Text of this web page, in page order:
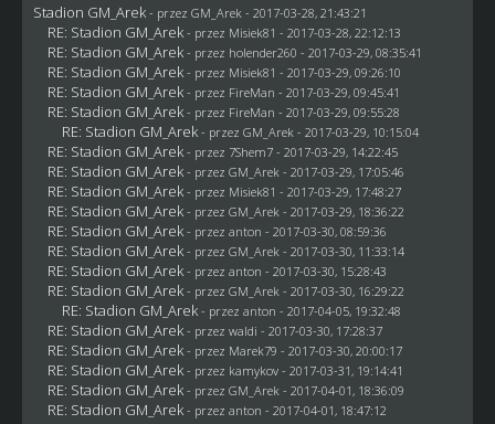
Stadion GM_Arek - przez GM_Arek - 2017-03-28, 21:43:21
RE: Stadion GM_Arek - przez Misiek81 - 2017-03-28, 22:12:13
RE: Stadion GM_Arek - przez holender260 - 2017-03-29, 08:35:41
RE: Stadion GM_Arek - przez Misiek81 - 2017-03-29, 09:26:10
RE: Stadion GM_Arek - przez FireMan - 2017-03-29, 09:45:41
RE: Stadion GM_Arek - przez FireMan - 2017-03-29, 09:55:28
RE: Stadion GM_Arek - przez GM_Arek - 2017-03-29, 10:15:04
RE: Stadion GM_Arek - przez 7Shem7- 2017-03-29, 14:22:45
RE: Stadion GM_Arek - przez GM_Arek - 2017-03-29, 17:05:46
RE: Stadion GM_Arek - przez Misiek81 - 2017-03-29, 17:48:27
RE: Stadion GM_Arek - przez GM_Arek - 2017-03-29, 18:36:22
RE: Stadion GM_Arek - przez anton - 2017-03-30, 08:59:36
RE: Stadion GM_Arek - przez GM_Arek - 2017-03-30, 11:33:14
RE: Stadion GM_Arek - przez anton - 2017-03-30, 15:28:43
RE: Stadion GM_Arek - przez GM_Arek - 2017-03-30, 16:29:22
RE: Stadion GM_Arek - przez anton - 2017-04-05, 19:32:48
RE: Stadion GM_Arek - przez waldi - 2017-03-30, 17:28:37
RE: Stadion GM_Arek - przez Marek79 - 2017-03-30, 20:00:17
RE: Stadion GM_Arek - przez kamykov- 2017-03-31, 19:14:41
RE: Stadion GM_Arek - przez GM_Arek - 2017-04-01, 18:36:09
RE: Stadion GM_Arek - przez anton - 2017-04-01, 18:47:12